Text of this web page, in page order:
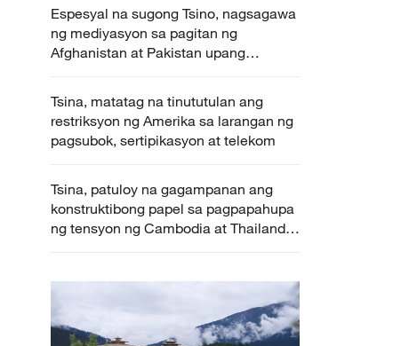
Espesyal na sugong Tsino, nagsagawa
ng mediyasyon sa pagitan ng
Afghanistan at Pakistan upang
mapahupa ang tensyon sa hangganan
Tsina, matatag na tinututulan ang
restriksyon ng Amerika sa larangan ng
pagsubok, sertipikasyon at telekom
Tsina, patuloy na gagampanan ang
konstruktibong papel sa pagpapahupa
ng tensyon ng Cambodia at Thailand
— MOFA